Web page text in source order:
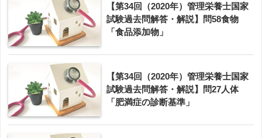
【第34回（2020年）管理栄養士国家
試験過去問解答・解説】問58食物
「食品添加物」
【第34回（2020年）管理栄養士国家
試験過去問解答・解説】問27人体
「肥満症の診断基準」